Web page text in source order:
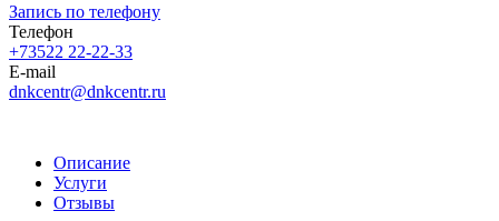
Запись по телефону
Телефон
+73522 22-22-33
E-mail
dnkcentr@dnkcentr.ru
Описание
Услуги
Отзывы